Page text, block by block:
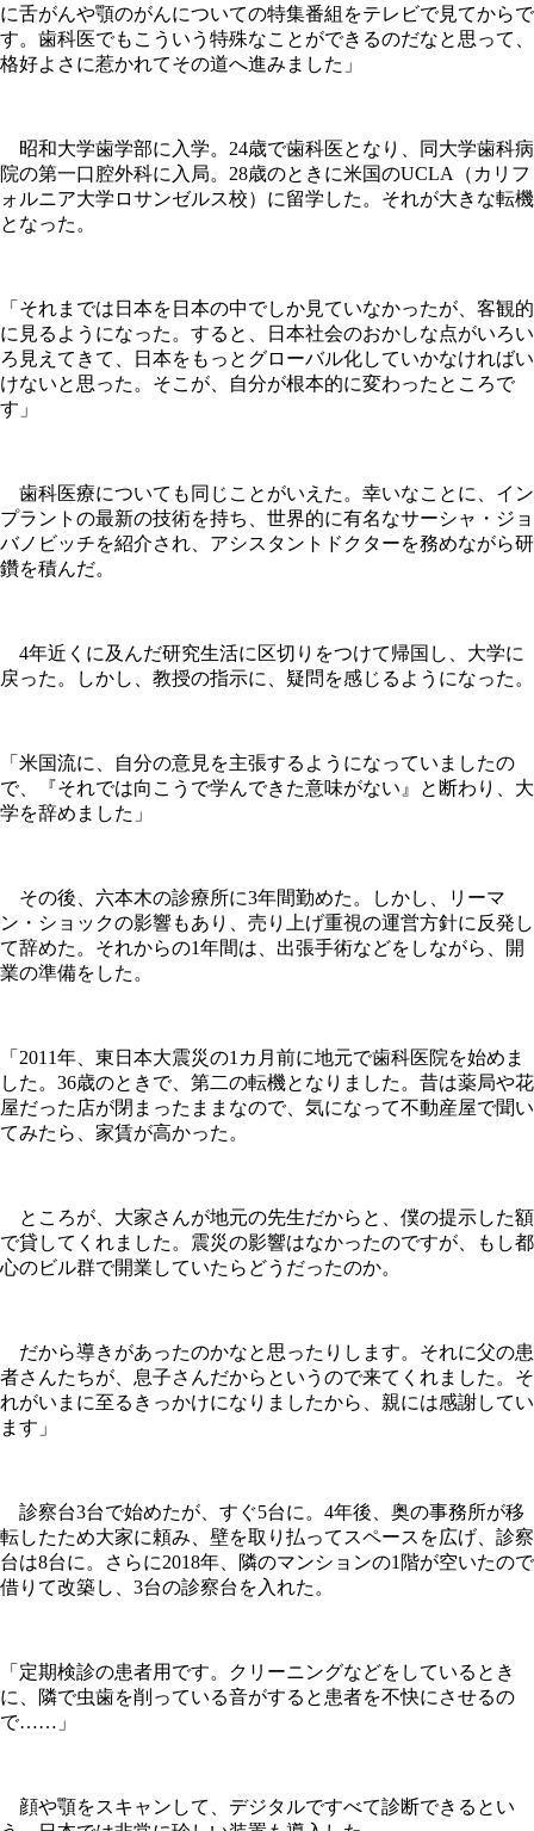
に舌がんや顎のがんについての特集番組をテレビで見てからで
す。歯科医でもこういう特殊なことができるのだなと思って、
格好よさに惹かれてその道へ進みました」
昭和大学歯学部に入学。24歳で歯科医となり、同大学歯科病
院の第一口腔外科に入局。28歳のときに米国のUCLA（カリフ
ォルニア大学ロサンゼルス校）に留学した。それが大きな転機
となった。
「それまでは日本を日本の中でしか見ていなかったが、客観的
に見るようになった。すると、日本社会のおかしな点がいろい
ろ見えてきて、日本をもっとグローバル化していかなければい
けないと思った。そこが、自分が根本的に変わったところで
す」
歯科医療についても同じことがいえた。幸いなことに、イン
プラントの最新の技術を持ち、世界的に有名なサーシャ・ジョ
バノビッチを紹介され、アシスタントドクターを務めながら研
鑽を積んだ。
4年近くに及んだ研究生活に区切りをつけて帰国し、大学に
戻った。しかし、教授の指示に、疑問を感じるようになった。
「米国流に、自分の意見を主張するようになっていましたの
で、『それでは向こうで学んできた意味がない』と断わり、大
学を辞めました」
その後、六本木の診療所に3年間勤めた。しかし、リーマ
ン・ショックの影響もあり、売り上げ重視の運営方針に反発し
て辞めた。それからの1年間は、出張手術などをしながら、開
業の準備をした。
「2011年、東日本大震災の1カ月前に地元で歯科医院を始めま
した。36歳のときで、第二の転機となりました。昔は薬局や花
屋だった店が閉まったままなので、気になって不動産屋で聞い
てみたら、家賃が高かった。
ところが、大家さんが地元の先生だからと、僕の提示した額
で貸してくれました。震災の影響はなかったのですが、もし都
心のビル群で開業していたらどうだったのか。
だから導きがあったのかなと思ったりします。それに父の患
者さんたちが、息子さんだからというので来てくれました。そ
れがいまに至るきっかけになりましたから、親には感謝してい
ます」
診察台3台で始めたが、すぐ5台に。4年後、奥の事務所が移
転したため大家に頼み、壁を取り払ってスペースを広げ、診察
台は8台に。さらに2018年、隣のマンションの1階が空いたので
借りて改築し、3台の診察台を入れた。
「定期検診の患者用です。クリーニングなどをしているとき
に、隣で虫歯を削っている音がすると患者を不快にさせるの
で……」
顔や顎をスキャンして、デジタルですべて診断できるとい